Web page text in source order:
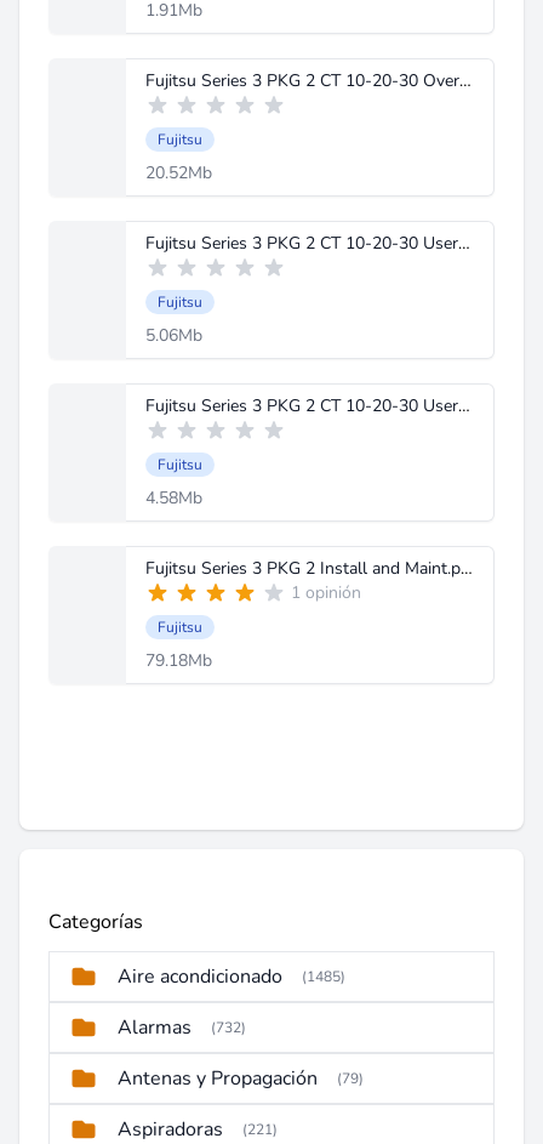
1.91Mb
Fujitsu Series 3 PKG 2 CT 10-20-30 Overview.pdf
Fujitsu
20.52Mb
Fujitsu Series 3 PKG 2 CT 10-20-30 User Guide 1.pdf
Fujitsu
5.06Mb
Fujitsu Series 3 PKG 2 CT 10-20-30 User Guide 2.pdf
Fujitsu
4.58Mb
Fujitsu Series 3 PKG 2 Install and Maint.pdf
1 opinión
Fujitsu
79.18Mb
Categorías
Aire acondicionado (1485)
Alarmas (732)
Antenas y Propagación (79)
Aspiradoras (221)